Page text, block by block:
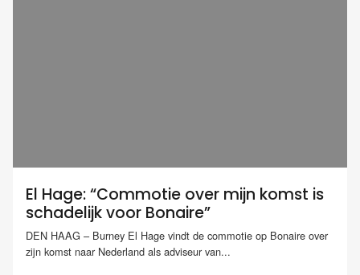
El Hage: “Commotie over mijn komst is
schadelijk voor Bonaire”
DEN HAAG – Burney El Hage vindt de commotie op Bonaire over
zijn komst naar Nederland als adviseur van...